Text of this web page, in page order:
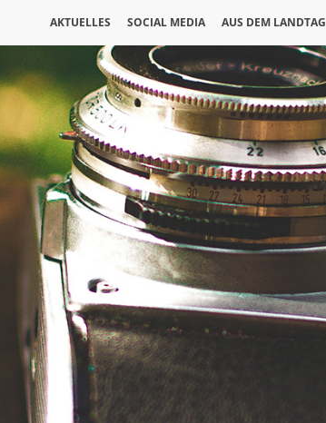
AKTUELLES SOCIAL MEDIA AUS DEM LANDTAG